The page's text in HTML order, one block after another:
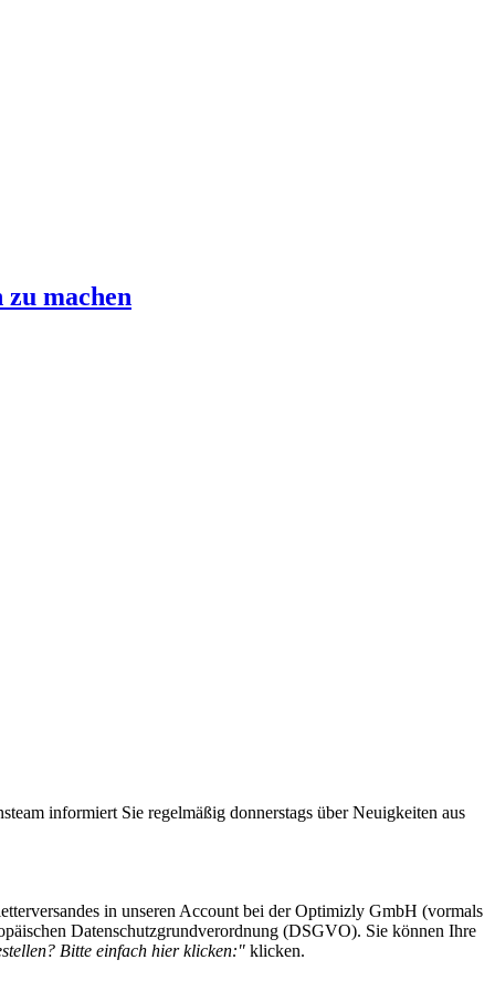
machen
informiert Sie regelmäßig donnerstags über Neuigkeiten aus
in unseren Account bei der Optimizly GmbH (vormals
Datenschutzgrundverordnung (DSGVO). Sie können Ihre
Bitte einfach hier klicken:" klicken.